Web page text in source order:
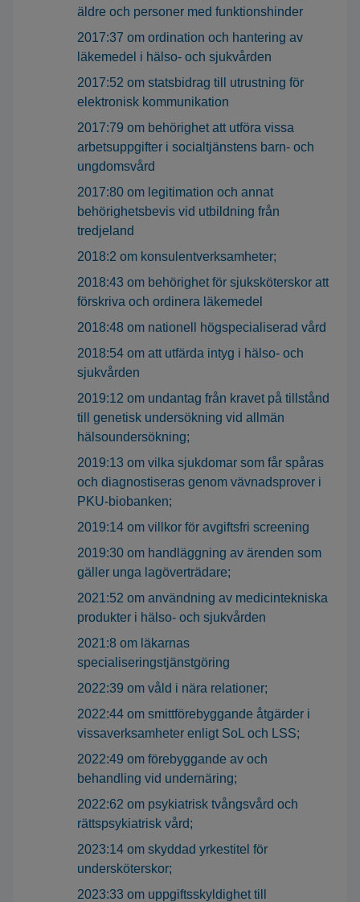
äldre och personer med funktionshinder
2017:37 om ordination och hantering av
läkemedel i hälso- och sjukvården
2017:52 om statsbidrag till utrustning för
elektronisk kommunikation
2017:79 om behörighet att utföra vissa
arbetsuppgifter i socialtjänstens barn- och
ungdomsvård
2017:80 om legitimation och annat
behörighetsbevis vid utbildning från
tredjeland
2018:2 om konsulentverksamheter;
2018:43 om behörighet för sjuksköterskor att
förskriva och ordinera läkemedel
2018:48 om nationell högspecialiserad vård
2018:54 om att utfärda intyg i hälso- och
sjukvården
2019:12 om undantag från kravet på tillstånd
till genetisk undersökning vid allmän
hälsoundersökning;
2019:13 om vilka sjukdomar som får spåras
och diagnostiseras genom vävnadsprover i
PKU-biobanken;
2019:14 om villkor för avgiftsfri screening
2019:30 om handläggning av ärenden som
gäller unga lagöverträdare;
2021:52 om användning av medicintekniska
produkter i hälso- och sjukvården
2021:8 om läkarnas
specialiseringstjänstgöring
2022:39 om våld i nära relationer;
2022:44 om smittförebyggande åtgärder i
vissaverksamheter enligt SoL och LSS;
2022:49 om förebyggande av och
behandling vid undernäring;
2022:62 om psykiatrisk tvångsvård och
rättspsykiatrisk vård;
2023:14 om skyddad yrkestitel för
undersköterskor;
2023:33 om uppgiftsskyldighet till